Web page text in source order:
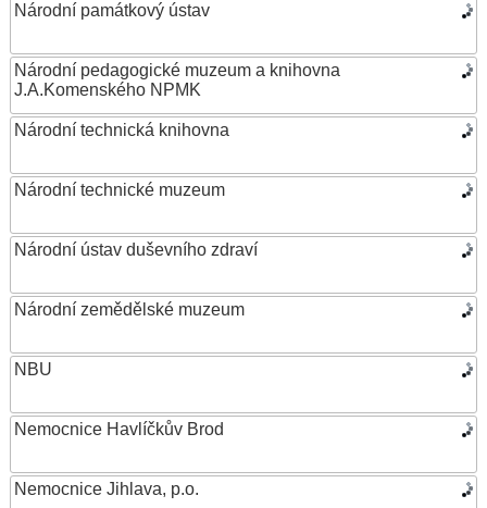
Národní památkový ústav
Národní pedagogické muzeum a knihovna
J.A.Komenského NPMK
Národní technická knihovna
Národní technické muzeum
Národní ústav duševního zdraví
Národní zemědělské muzeum
NBU
Nemocnice Havlíčkův Brod
Nemocnice Jihlava, p.o.